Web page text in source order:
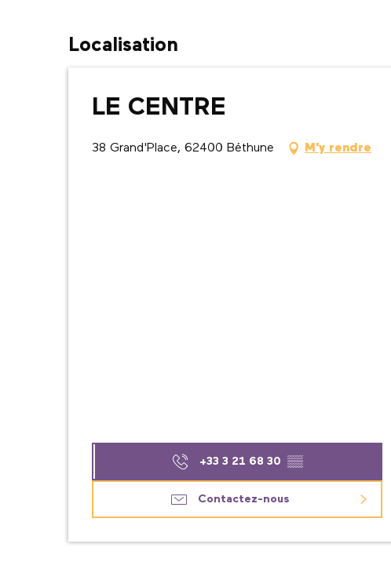
Localisation
LE CENTRE
38 Grand'Place, 62400 Béthune M'y rendre
+33 3 21 68 30 ▒▒
Contactez-nous